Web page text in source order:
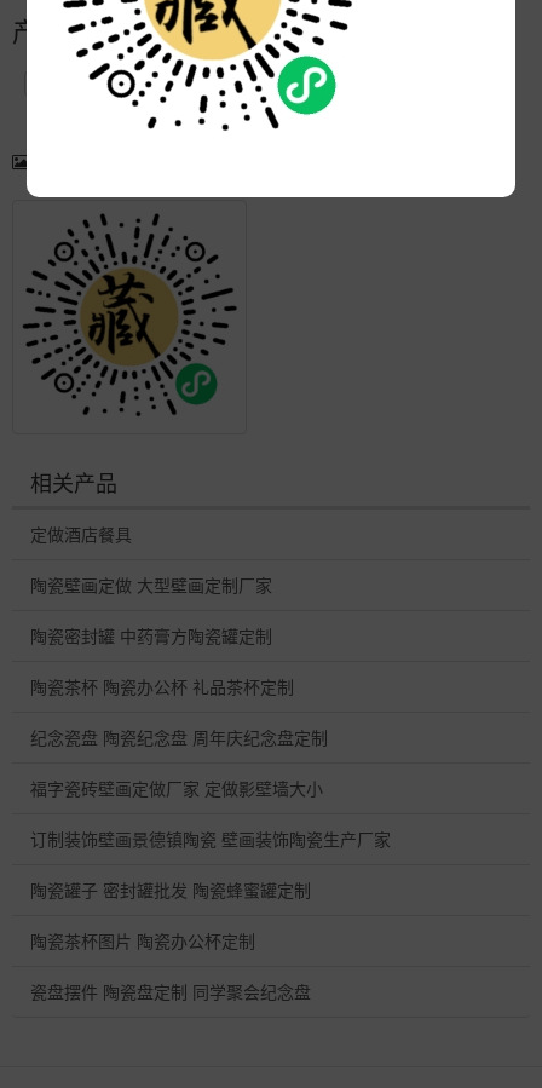
产品简介
相关产品
定做酒店餐具
陶瓷壁画定做 大型壁画定制厂家
陶瓷密封罐 中药膏方陶瓷罐定制
陶瓷茶杯 陶瓷办公杯 礼品茶杯定制
纪念瓷盘 陶瓷纪念盘 周年庆纪念盘定制
福字瓷砖壁画定做厂家 定做影壁墙大小
订制装饰壁画景德镇陶瓷 壁画装饰陶瓷生产厂家
陶瓷罐子 密封罐批发 陶瓷蜂蜜罐定制
陶瓷茶杯图片 陶瓷办公杯定制
瓷盘摆件 陶瓷盘定制 同学聚会纪念盘